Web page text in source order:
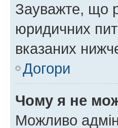
Зауважте, що
юридичних
вказаних
Догори
Чому я не
Можливо